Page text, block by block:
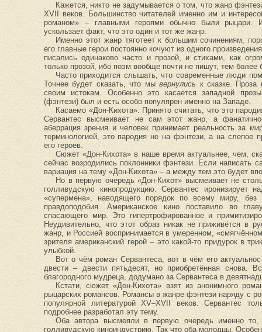
Кажется, никто не задумывается о том, что жанр
XVII веков. Большинство читателей именно им и
романом» – главными героями обычно были рыцари.
ускользает факт, что это один и тот же жанр.
Именно этот жанр тяготеет к большим сочинениям,
его главные герои постоянно кочуют из одного
писались одинаково часто и прозой, и стихами, как
только прозой, ибо поэм вообще почти не пишут, тем более
Часто приходится слышать, что современные люди
Точнее будет сказать, что мывернулись к сказке.
своим истокам. Особенно это касается западной
(фэнтези) был и есть особо популярен именно на Западе.
Касаемо «Дон-Кихота». Принято считать, что это
Сервантес высмеивает не сам этот жанр, а
аберрация зрения и человек принимает реальность за
терминологией, это пародия не на фэнтези, а на слепое
его героев.
Сюжет «Дон-Кихота» в наше время актуальнее, чем,
сейчас возродились поклонники фэнтези. Если написать
вариация на тему «Дон-Кихота» – а между тем это будет
Но в первую очередь «Дон-Кихот» высмеивает не
голливудскую кинопродукцию. Сервантес иронизирует
«супермена», наводящего порядок по всему миру, без
правдоподобия. Американское кино поставило во
спасающего мир. Это гипертрофированное и
Неудивительно, что этот образ никак не приживётся в
жанр, и Россией воспринимается в умеренном,
зрителя американский герой – это какой-то придурок в
улыбкой.
Вот о чём роман Сервантеса, вот в чём его
двести – двести пятьдесят, но приобретённая снова.
благородного мудреца, додумано за Сервантеса в
Кстати, сюжет «Дон-Кихота» взят из анонимного
рыцарских романсов. Романсы в жанре фэнтези наряду с
популярной литературой XV–XVII веков. Сервантес
подробнее разработал эту тему.
Оба автора высмеяли в первую очередь именно
голливудскую киноиндустрию. Так что оба молодцы.